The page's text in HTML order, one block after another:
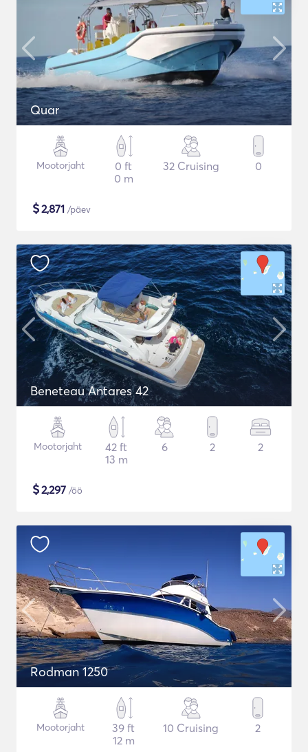
Quar
Mootorjaht
0 ft
0 m
32 Cruising 0
$2,871 /päev
Beneteau Antares 42
Mootorjaht
42 ft
13 m
6 2 2
$2,297 /öö
Rodman 1250
Mootorjaht
39 ft
12 m
10 Cruising 2